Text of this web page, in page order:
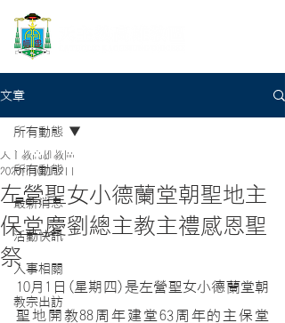
文章
所有動態
最新消息
活動快訊
人事相關
教宗出訪
所有動態
左營聖女小德蘭堂朝聖地主
保堂慶劉總主教主禮感恩聖
祭
天主教高雄教區
2020年10月12日
10月1日(星期四)是左營聖女小德蘭堂朝
聖地開教88周年建堂63周年的主保堂